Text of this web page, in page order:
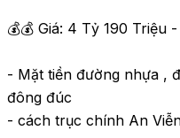
💰💰 Giá: 4 Tỷ 190 Triệu
- Mặt tiền đường nhựa ,
đông đúc
- cách trục chính An